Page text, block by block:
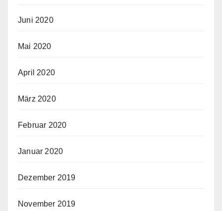
Juni 2020
Mai 2020
April 2020
März 2020
Februar 2020
Januar 2020
Dezember 2019
November 2019